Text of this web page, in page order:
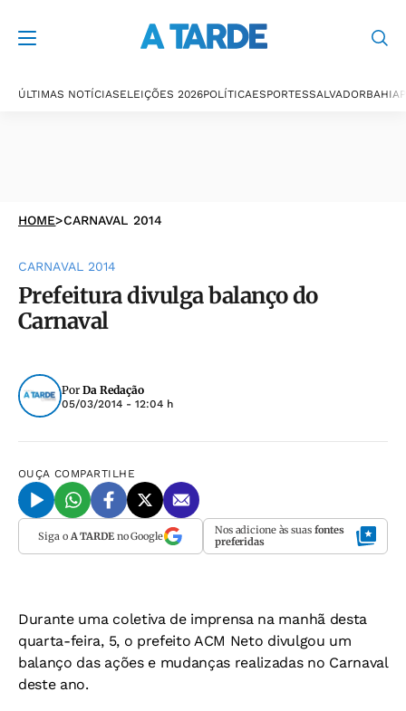
ÚLTIMAS NOTÍCIASELEIÇÕES 2026POLÍTICAESPORTESSALVADORBAHIA
HOME>CARNAVAL 2014
CARNAVAL 2014
Prefeitura divulga balanço do
Carnaval
Por Da Redação
05/03/2014 - 12:04 h
OUÇA COMPARTILHE
Siga o A TARDEno Google Nos adicione às suas fontes
preferidas
Durante uma coletiva de imprensa na manhã desta
quarta-feira, 5, o prefeito ACM Neto divulgou um
balanço das ações e mudanças realizadas no Carnaval
deste ano.